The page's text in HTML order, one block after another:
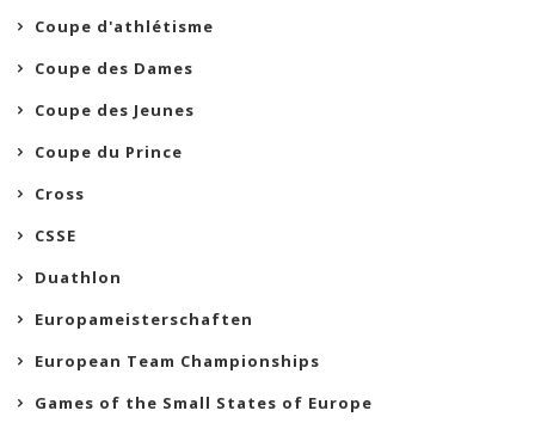
Coupe d'athlétisme
Coupe des Dames
Coupe des Jeunes
Coupe du Prince
Cross
CSSE
Duathlon
Europameisterschaften
European Team Championships
Games of the Small States of Europe